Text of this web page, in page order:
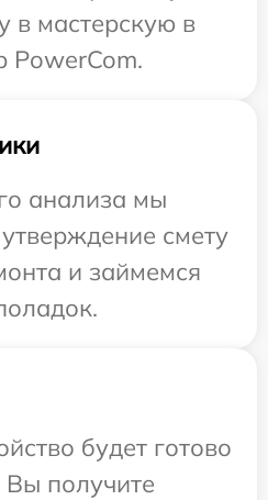
в мастерскую в
PowerCom.
анализа мы
смету
и займемся
будет готово
Вы получите